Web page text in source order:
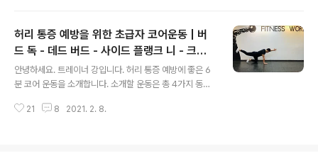
스쿼트 동작 설명: 1. 다리는 어깨 너비로 벌리고 발끝은 3
0도 바깥을 향한다. 2. 상체 중심은 앞으로 향하고 엉덩이
중심은 뒤로 향하며 무릎과 고관절을 굽혀 앉는다. 이때 양
손은 가슴 앞으로 뻗는다. 3. 엉덩이가 무릎보다 낮아지면
쪽으로 향한다. 4. 발이 지면에 닿으면 같은 방법으로 동작
허리 통증 예방을 위한 초급자 코어운동 | 버
드 독 - 데드 버드 - 사이드 플랭크 니 - 크런
치
안녕하세요. 트레이너 강입니다. 허리 통증 예방에 좋은 6
분 코어 운동을 소개합니다. 소개할 운동은 총 4가지 동작
두 번씩 반복합니다. 초보자도 쉽게 따라 할 수 있는 동작으
21 8 2021. 2. 8.